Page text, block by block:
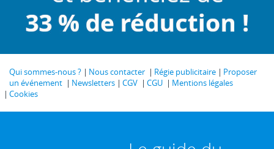
Qui sommes-nous ? Nous contacter Régie publicitaire
Proposer
un événement
Newsletters CGV CGU
Mentions légales
Cookies